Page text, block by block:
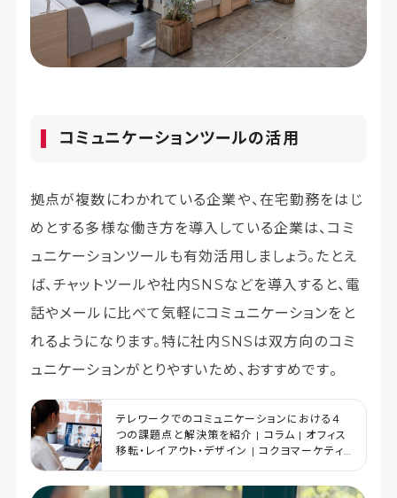
コミュニケーションツールの活用
拠点が複数にわかれている企業や、在宅勤務をはじ
めとする多様な働き方を導入している企業は、コミ
ュニケーションツールも有効活用しましょう。たとえ
ば、チャットツールや社内SNSなどを導入すると、電
話やメールに比べて気軽にコミュニケーションをと
れるようになります。特に社内SNSは双方向のコミ
ュニケーションがとりやすいため、おすすめです。
テレワークでのコミュニケーションにおける４
つの課題点と解決策を紹介 | コラム | オフィス
移転・レイアウト・デザイン | コクヨマーケティ